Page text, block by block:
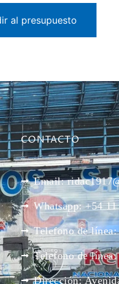
al presupuesto
CONTACTO
Email:
Whatsapp: +54
Telefono de
Telefono de
Dirección: